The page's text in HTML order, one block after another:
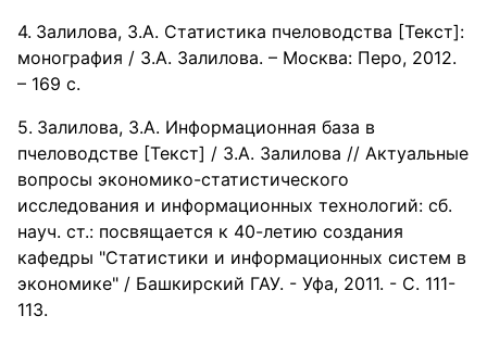
Залилова, З.А. Статистика пчеловодства [Текст]:
монография / З.А. Залилова. – Москва: Перо, 2012.
– 169 с.
Залилова, З.А. Информационная база в
пчеловодстве [Текст] / З.А. Залилова // Актуальные
вопросы экономико-статистического
исследования и информационных технологий: сб.
науч. ст.: посвящается к 40-летию создания
кафедры "Статистики и информационных систем в
экономике" / Башкирский ГАУ. - Уфа, 2011. - С. 111-
113.